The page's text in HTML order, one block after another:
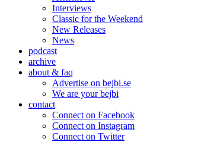
Interviews
Classic for the Weekend
New Releases
News
podcast
archive
about & faq
Advertise on bejbi.se
We are your bejbi
contact
Connect on Facebook
Connect on Instagram
Connect on Twitter